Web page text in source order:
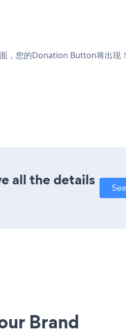
，您的Donation Button将出现！
all the details
Brand